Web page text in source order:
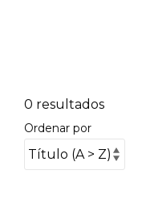
0 resultados
Ordenar por